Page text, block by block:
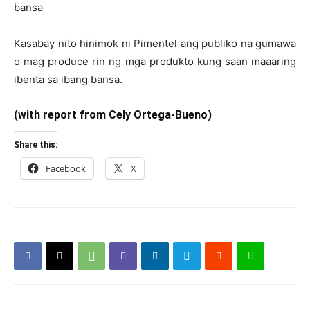
bansa
Kasabay nito hinimok ni Pimentel ang publiko na gumawa
o mag produce rin ng mga produkto kung saan maaaring
ibenta sa ibang bansa.
(with report from Cely Ortega-Bueno)
Share this:
Facebook X